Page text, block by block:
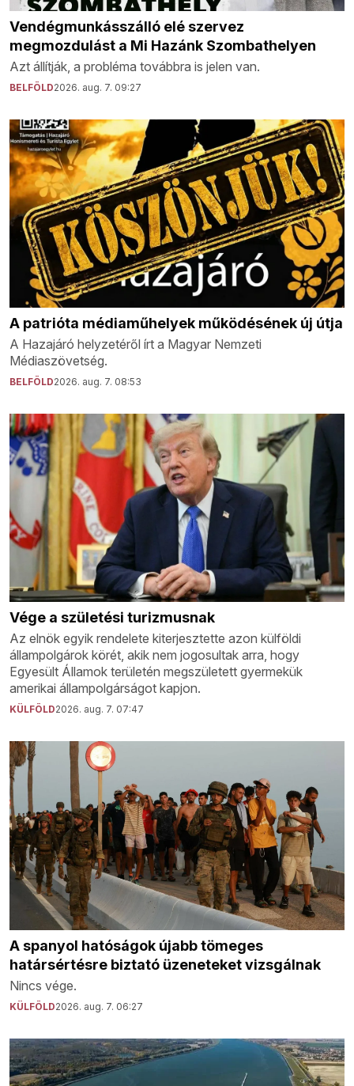
Vendégmunkásszálló elé szervez
megmozdulást a Mi Hazánk Szombathelyen
Azt állítják, a probléma továbbra is jelen van.
BELFÖLD2026. aug. 7. 09:27
A patrióta médiaműhelyek működésének új útja
A Hazajáró helyzetéről írt a Magyar Nemzeti
Médiaszövetség.
BELFÖLD2026. aug. 7. 08:53
Vége a születési turizmusnak
Az elnök egyik rendelete kiterjesztette azon külföldi
állampolgárok körét, akik nem jogosultak arra, hogy
Egyesült Államok területén megszületett gyermekük
amerikai állampolgárságot kapjon.
KÜLFÖLD2026. aug. 7. 07:47
A spanyol hatóságok újabb tömeges
határsértésre biztató üzeneteket vizsgálnak
Nincs vége.
KÜLFÖLD2026. aug. 7. 06:27